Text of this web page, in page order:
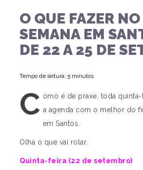
O QUE FAZER
SEMANA EM
DE 22 A 25 DE
Tempo de leitura: 5 minutos
C omo é de praxe, toda
a agenda com o melhor do
em Santos.
Olha o que vai rolar.
Quinta-feira (22 de setembro)